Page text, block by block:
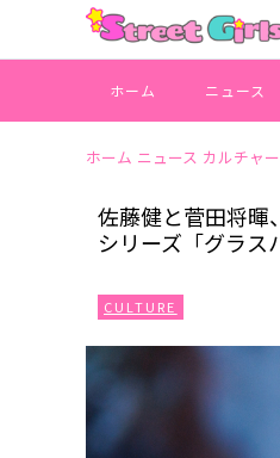
ホーム ニュース
ホーム ニュース カルチャー
佐藤健と菅田将暉
シリーズ「グラス
CULTURE